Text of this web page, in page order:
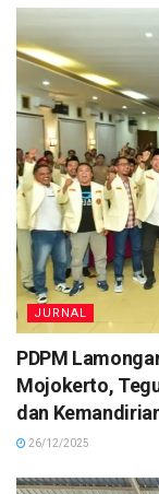
JURNAL
PDPM
Mojokerto,
dan
26/12/2025